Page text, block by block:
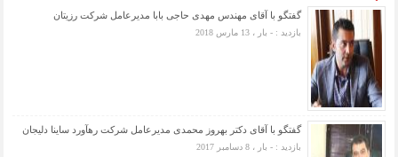
گفتگو با آقای مهندس مهدی حاجی بابا مدیرعامل شرکت رزیتان
بازدید : - بار ، 13 مارس 2018
گفتگو با آقای دکتر بهروز محمدی مدیرعامل شرکت رهآورد ساینا دلیجان
بازدید : - بار ، 8 دسامبر 2017